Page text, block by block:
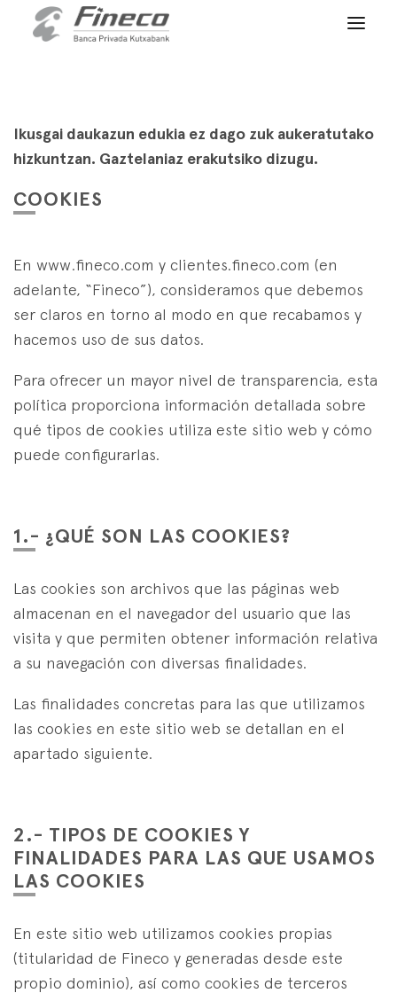
es eu en
Bezeroen sarbidea
NORTZUK GARA
Family Office
Balio Zerbitzuak
Estrategia Espezialistak
Albisteak
FinakademiaBATU GURE TALDERA
es eus en
Ikusgai daukazun edukia ez dago zuk aukeratutako
hizkuntzan. Gaztelaniaz erakutsiko dizugu.
COOKIES
En www.fineco.com y clientes.fineco.com (en
adelante, “Fineco”), consideramos que debemos
ser claros en torno al modo en que recabamos y
hacemos uso de sus datos.
Para ofrecer un mayor nivel de transparencia, esta
política proporciona información detallada sobre
qué tipos de cookies utiliza este sitio web y cómo
puede configurarlas.
1.- ¿QUÉ SON LAS COOKIES?
Las cookies son archivos que las páginas web
almacenan en el navegador del usuario que las
visita y que permiten obtener información relativa
a su navegación con diversas finalidades.
Las finalidades concretas para las que utilizamos
las cookies en este sitio web se detallan en el
apartado siguiente.
2.- TIPOS DE COOKIES Y
FINALIDADES PARA LAS QUE USAMOS
LAS COOKIES
En este sitio web utilizamos cookies propias
(titularidad de Fineco y generadas desde este
propio dominio), así como cookies de terceros